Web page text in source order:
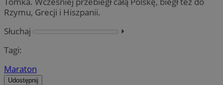
Rzymu, Grecji i Hiszpanii.
Słuchaj
⏵︎
Tagi:
Maraton
Udostępnij